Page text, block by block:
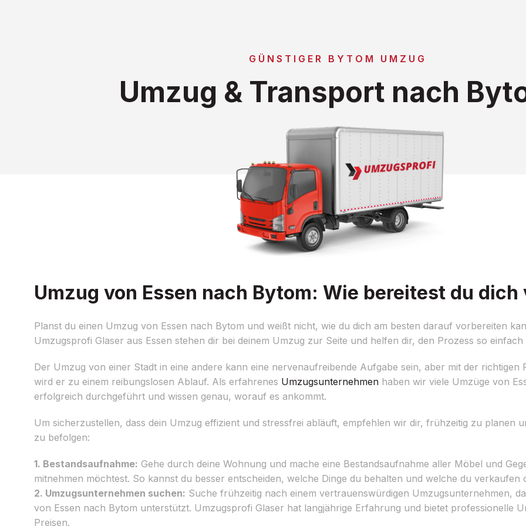
GÜNSTIGER BYTOM UMZUG
Umzug & Transport nach
Umzug von Essen nach Bytom: Wie bereitest du dich
Planst du einen Umzug von Essen nach Bytom und weißt nicht, wie du dich am besten darauf vorbereiten
Umzugsprofi Glaser aus Essen stehen dir bei deinem Umzug zur Seite und helfen dir, den Prozess so
Der Umzug von einer Stadt in eine andere kann eine nervenaufreibende Aufgabe sein, aber mit der richtigen
wird er zu einem reibungslosen Ablauf. Als erfahrenes Umzugsunternehmen haben wir viele Umzüge von
erfolgreich durchgeführt und wissen genau, worauf es ankommt.
Um sicherzustellen, dass dein Umzug effizient und stressfrei abläuft, empfehlen wir dir, frühzeitig zu planen
zu befolgen:
1. Bestandsaufnahme: Gehe durch deine Wohnung und mache eine Bestandsaufnahme aller Möbel und
mitnehmen möchtest. So kannst du besser entscheiden, welche Dinge du behalten und welche du verkaufen
2. Umzugsunternehmen suchen: Suche frühzeitig nach einem vertrauenswürdigen Umzugsunternehmen,
von Essen nach Bytom unterstützt. Umzugsprofi Glaser hat langjährige Erfahrung und bietet professionelle
Preisen.